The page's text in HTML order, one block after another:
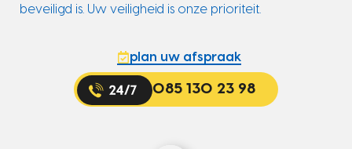
beveiligd is. Uw veiligheid is onze prioriteit.
plan uw afspraak
085 130 23 98